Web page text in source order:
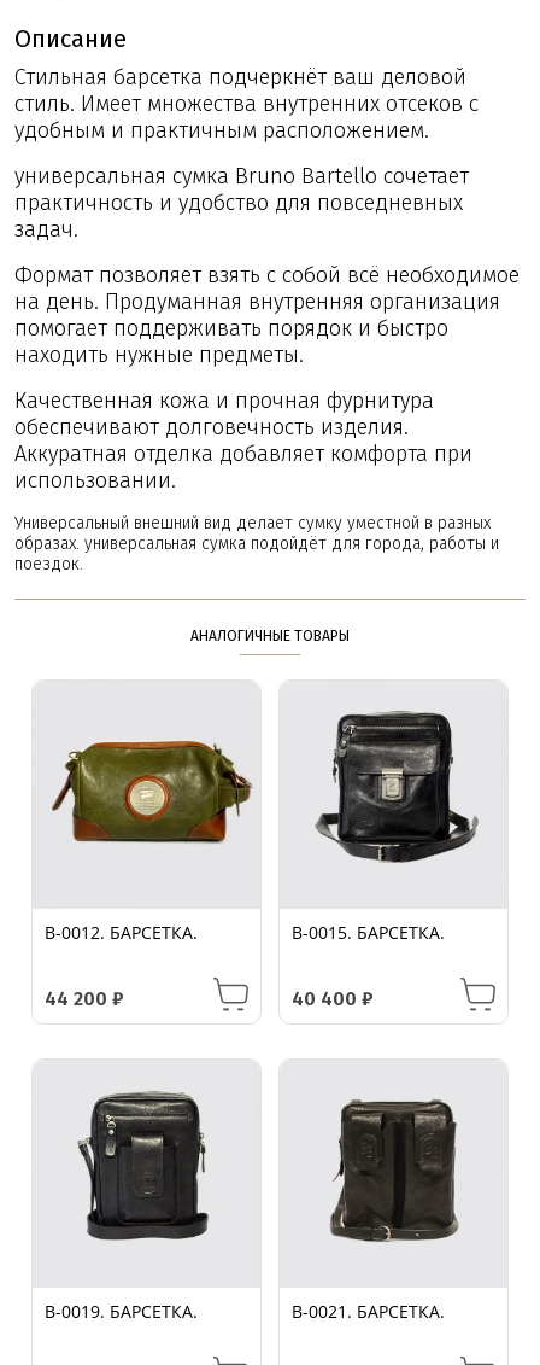
Описание
Стильная барсетка подчеркнёт ваш деловой
стиль. Имеет множества внутренних отсеков с
удобным и практичным расположением.
универсальная сумка Bruno Bartello сочетает
практичность и удобство для повседневных
задач.
Формат позволяет взять с собой всё необходимое
на день. Продуманная внутренняя организация
помогает поддерживать порядок и быстро
находить нужные предметы.
Качественная кожа и прочная фурнитура
обеспечивают долговечность изделия.
Аккуратная отделка добавляет комфорта при
использовании.
Универсальный внешний вид делает сумку уместной в разных
образах. универсальная сумка подойдёт для города, работы и
поездок.
АНАЛОГИЧНЫЕ ТОВАРЫ
B-0012. БАРСЕТКА.
44 200₽
B-0015. БАРСЕТКА.
40 400 ₽
B-0019. БАРСЕТКА. B-0021. БАРСЕТКА.